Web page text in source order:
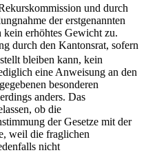
und durch
der erstgenannten
kein erhöhtes Gewicht zu.
durch den Kantonsrat, sofern
bleiben kann, kein
eine Anweisung an den
besonderen
anders. Das
ob die
der Gesetze mit der
weil die fraglichen
nicht